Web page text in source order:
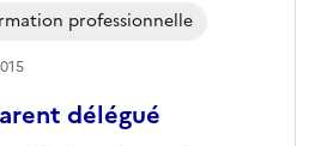
délégué
professionnelle